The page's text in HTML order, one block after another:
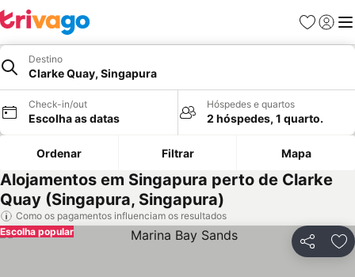
Favoritos
Iniciar
Destino
Clarke Quay, Singapura
Check-in/out
Escolha as datas
Hóspedes e quartos
2 hóspedes, 1 quarto.
Ordenar Filtrar Mapa
Alojamentos em Singapura perto de Clarke
Quay (Singapura, Singapura)
Como os pagamentos influenciam os resultados
Partilhar
Escolha popular